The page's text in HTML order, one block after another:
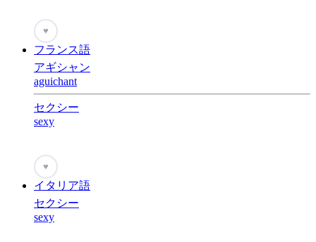
♥
フランス語
アギシャン
aguichant
セクシー
sexy
♥
イタリア語
セクシー
sexy